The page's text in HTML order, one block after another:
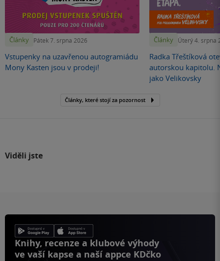
Články Pátek 7. srpna 2026
Vstupenky na uzavřenou autogramiádu
Mony Kasten jsou v prodeji!
Články Úterý 4. srpna
Radka Třeštíková
autorskou kapitolu.
jako Velikovsky
Články, které stojí za pozornost
Viděli jste
Knihy, recenze a klubové výhody
ve vaší kapse a naší appce KDčko